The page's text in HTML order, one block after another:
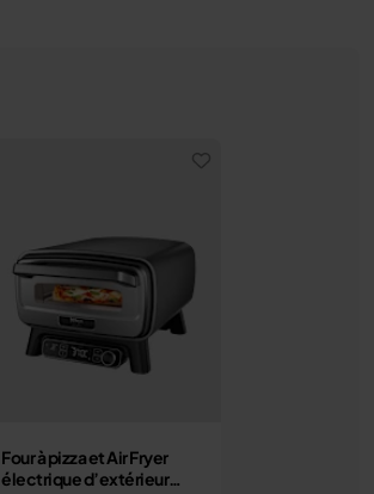
Four à pizza et Air Fryer
électrique d’extérieur